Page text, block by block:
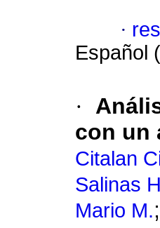
·
Español (
·
con un
Citalan
Salinas
Mario M.;